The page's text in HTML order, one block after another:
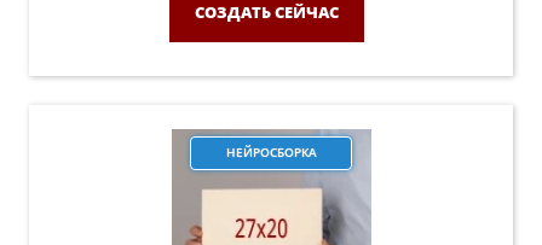
СОЗДАТЬ СЕЙЧАС
НЕЙРОСБОРКА